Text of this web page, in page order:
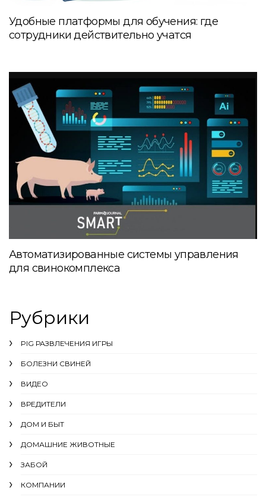
Удобные платформы для обучения: где
сотрудники действительно учатся
Автоматизированные системы управления
для свинокомплекса
Рубрики
PIG РАЗВЛЕЧЕНИЯ ИГРЫ
БОЛЕЗНИ СВИНЕЙ
ВИДЕО
ВРЕДИТЕЛИ
ДОМ И БЫТ
ДОМАШНИЕ ЖИВОТНЫЕ
ЗАБОЙ
КОМПАНИИ